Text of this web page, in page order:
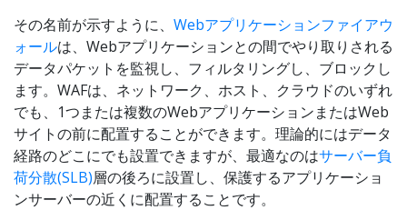
その名前が示すように、 Webアプリケーションファイアウ
ォールは、Webアプリケーションとの間でやり取りされる
データパケットを監視し、フィルタリングし、ブロックし
ます。WAFは、ネットワーク、ホスト、クラウドのいずれ
でも、1つまたは複数のWebアプリケーションまたはWeb
サイトの前に配置することができます。理論的にはデータ
経路のどこにでも設置できますが、最適なのはサーバー負
荷分散(SLB)層の後ろに設置し、保護するアプリケーショ
ンサーバーの近くに配置することです。